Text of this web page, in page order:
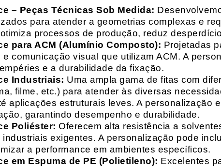
– Peças Técnicas Sob Medida:
para atender a geometrias complexas e
processos de produção, reduz
para ACM (Alumínio Composto): Projetadas
comunicação visual que utilizam ACM. A
e a durabilidade da fixação.
Industriais: Uma ampla gama de fitas com
filme, etc.) para atender às diversas
aplicações estruturais leves. A personalização
garantindo desempenho e durabilidade.
Poliéster: Oferecem alta resistência a
exigentes. A personalização pode
a performance em ambientes específicos.
em Espuma de PE (Polietileno): Excelentes